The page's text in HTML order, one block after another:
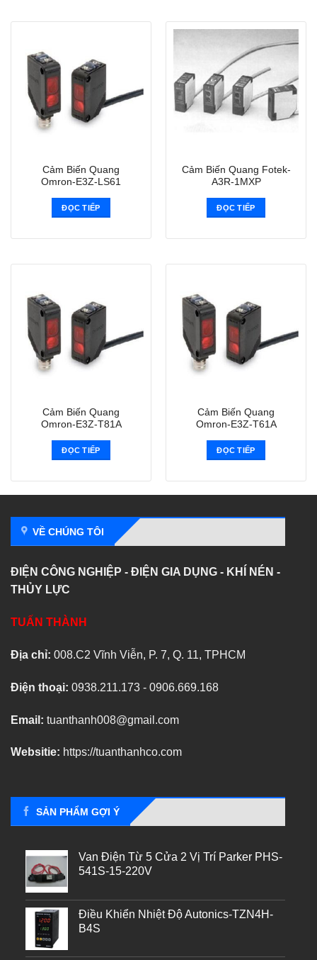
Cảm Biến Quang
Omron-E3Z-LS61
ĐỌC TIẾP
Cảm Biến Quang Fotek-
A3R-1MXP
ĐỌC TIẾP
Cảm Biến Quang
Omron-E3Z-T81A
ĐỌC TIẾP
Cảm Biến Quang
Omron-E3Z-T61A
ĐỌC TIẾP
VỀ CHÚNG TÔI
ĐIỆN CÔNG NGHIỆP - ĐIỆN GIA DỤNG - KHÍ NÉN -
THỦY LỰC
TUẤN THÀNH
Địa chỉ: 008.C2 Vĩnh Viễn, P. 7, Q. 11, TPHCM
Điện thoại: 0938.211.173 - 0906.669.168
Email: tuanthanh008@gmail.com
Websitie: https://tuanthanhco.com
SẢN PHẨM GỢI Ý
Van Điện Từ 5 Cửa 2 Vị Trí Parker PHS-
541S-15-220V
Điều Khiển Nhiệt Độ Autonics-TZN4H-
B4S